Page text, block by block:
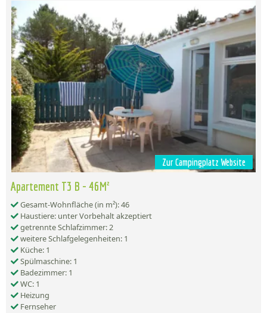
Zur Campingplatz Website
Apartement T3 B - 46M²
Gesamt-Wohnfläche (in m²): 46
Haustiere: unter Vorbehalt akzeptiert
getrennte Schlafzimmer: 2
weitere Schlafgelegenheiten: 1
Küche: 1
Spülmaschine: 1
Badezimmer: 1
WC: 1
Heizung
Fernseher